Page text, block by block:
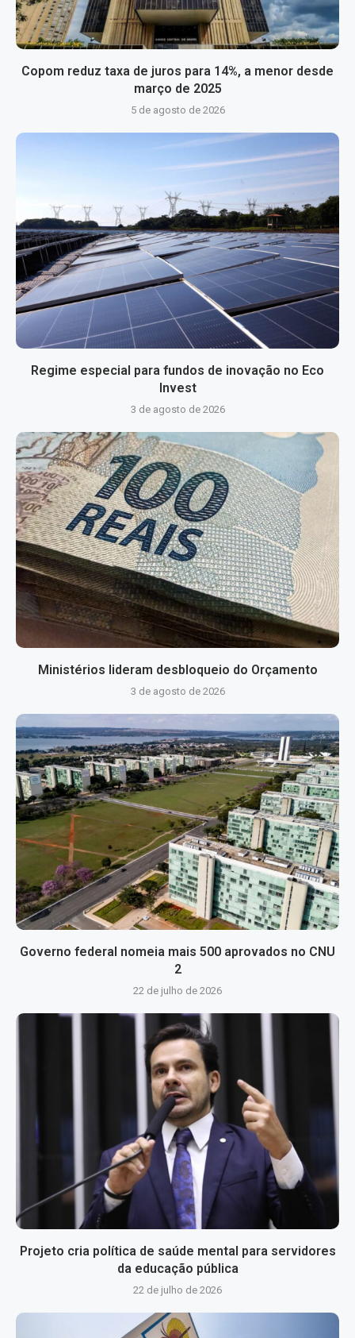
Copom reduz taxa de juros para 14%, a menor desde
março de 2025
5 de agosto de 2026
Regime especial para fundos de inovação no Eco
Invest
3 de agosto de 2026
Ministérios lideram desbloqueio do Orçamento
3 de agosto de 2026
Governo federal nomeia mais 500 aprovados no CNU
2
22 de julho de 2026
Projeto cria política de saúde mental para servidores
da educação pública
22 de julho de 2026